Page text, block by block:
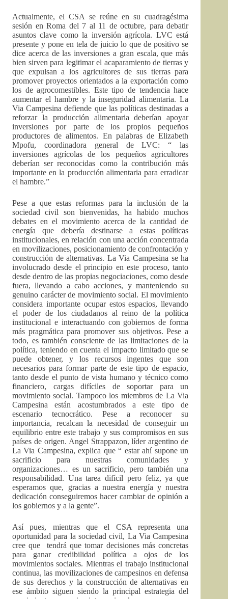
Actualmente, el CSA se reúne en su cuadragésima
sesión en Roma del 7 al 11 de octubre, para debatir
asuntos clave como la inversión agrícola. LVC está
presente y pone en tela de juicio lo que de positivo se
dice acerca de las inversiones a gran escala, que más
bien sirven para legitimar el acaparamiento de tierras y
que expulsan a los agricultores de sus tierras para
promover proyectos orientados a la exportación como
los de agrocomestibles. Este tipo de tendencia hace
aumentar el hambre y la inseguridad alimentaria. La
Via Campesina defiende que las políticas destinadas a
reforzar la producción alimentaria deberían apoyar
inversiones por parte de los propios pequeños
productores de alimentos. En palabras de Elizabeth
Mpofu, coordinadora general de LVC: “ las
inversiones agrícolas de los pequeños agricultores
deberían ser reconocidas como la contribución más
importante en la producción alimentaria para erradicar
el hambre.”
Pese a que estas reformas para la inclusión de la
sociedad civil son bienvenidas, ha habido muchos
debates en el movimiento acerca de la cantidad de
energía que debería destinarse a estas políticas
institucionales, en relación con una acción concentrada
en movilizaciones, posicionamiento de confrontación y
construcción de alternativas. La Via Campesina se ha
involucrado desde el principio en este proceso, tanto
desde dentro de las propias negociaciones, como desde
fuera, llevando a cabo acciones, y manteniendo su
genuino carácter de movimiento social. El movimiento
considera importante ocupar estos espacios, llevando
el poder de los ciudadanos al reino de la política
institucional e interactuando con gobiernos de forma
más pragmática para promover sus objetivos. Pese a
todo, es también consciente de las limitaciones de la
política, teniendo en cuenta el impacto limitado que se
puede obtener, y los recursos ingentes que son
necesarios para formar parte de este tipo de espacio,
tanto desde el punto de vista humano y técnico como
financiero, cargas difíciles de soportar para un
movimiento social. Tampoco los miembros de La Via
Campesina están acostumbrados a este tipo de
escenario tecnocrático. Pese a reconocer su
importancia, recalcan la necesidad de conseguir un
equilibrio entre este trabajo y sus compromisos en sus
países de origen. Angel Strappazon, líder argentino de
La Via Campesina, explica que “ estar ahí supone un
sacrificio para nuestras comunidades y
organizaciones… es un sacrificio, pero también una
responsabilidad. Una tarea difícil pero feliz, ya que
esperamos que, gracias a nuestra energía y nuestra
dedicación conseguiremos hacer cambiar de opinión a
los gobiernos y a la gente”.
Así pues, mientras que el CSA representa una
oportunidad para la sociedad civil, La Via Campesina
cree que tendrá que tomar decisiones más concretas
para ganar credibilidad política a ojos de los
movimientos sociales. Mientras el trabajo institucional
continua, las movilizaciones de campesinos en defensa
de sus derechos y la construcción de alternativas en
ese ámbito siguen siendo la principal estrategia del